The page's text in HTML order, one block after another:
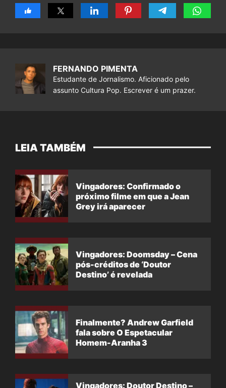
FERNANDO PIMENTA
Estudante de Jornalismo. Aficionado pelo
assunto Cultura Pop. Escrever é um prazer.
LEIA TAMBÉM
Vingadores: Confirmado o
próximo filme em que a Jean
Grey irá aparecer
Vingadores: Doomsday – Cena
pós-créditos de ‘Doutor
Destino’ é revelada
Finalmente? Andrew Garfield
fala sobre O Espetacular
Homem-Aranha 3
Vingadores: Doutor Destino –